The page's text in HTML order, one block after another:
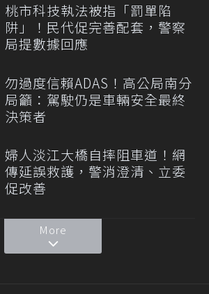
桃市科技執法被指「罰單陷
阱」！民代促完善配套，警察
局提數據回應
勿過度信賴ADAS！高公局南分
局籲：駕駛仍是車輛安全最終
決策者
婦人淡江大橋自摔阻車道！網
傳延誤救護，警消澄清、立委
促改善
More